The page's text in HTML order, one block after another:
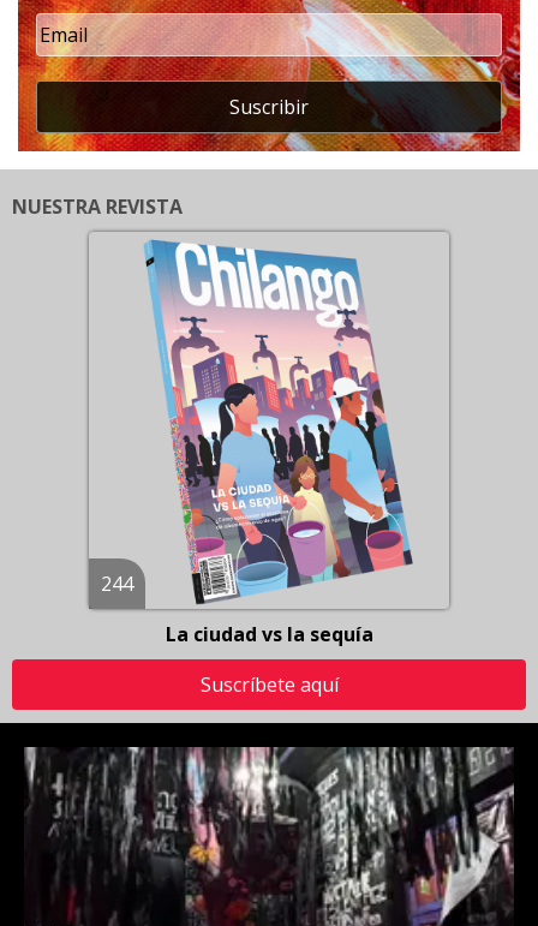
Suscribir
NUESTRA REVISTA
244
La ciudad vs la sequía
Suscríbete aquí